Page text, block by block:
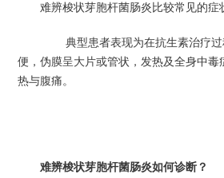
难辨梭状芽胞杆菌肠炎比较常见的症
典型患者表现为在抗生素治疗过程
便，伪膜呈大片或管状，发热及全身中
热与腹痛。
难辨梭状芽胞杆菌肠炎如何诊断？